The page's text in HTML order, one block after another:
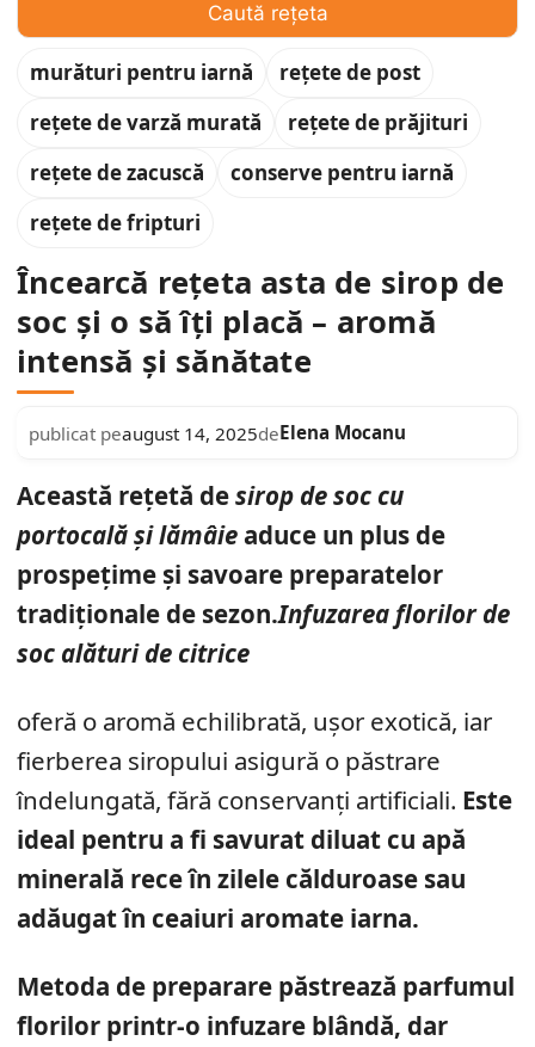
Caută rețeta
murături pentru iarnă
rețete de post
rețete de varză murată
rețete de prăjituri
rețete de zacuscă
conserve pentru iarnă
rețete de fripturi
Încearcă rețeta asta de sirop de
soc și o să îți placă – aromă
intensă și sănătate
publicat peaugust 14, 2025deElena Mocanu
Această rețetă desirop de soc cu
portocală și lămâieaduce un plus de
prospețime și savoare preparatelor
tradiționale de sezon.Infuzarea florilor de
soc alături de citrice
oferă o aromă echilibrată, ușor exotică, iar
fierberea siropului asigură o păstrare
îndelungată, fără conservanți artificiali. Este
ideal pentru a fi savurat diluat cu apă
minerală rece în zilele călduroase sau
adăugat în ceaiuri aromate iarna.
Metoda de preparare păstrează parfumul
florilor printr-o infuzare blândă, dar